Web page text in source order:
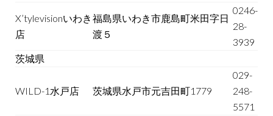
X’tylevisionいわき
店
福島県いわき市鹿島町米田字日
渡５
0246-
28-
3939
茨城県
WILD-1水戸店 茨城県水戸市元吉田町1779
029-
248-
5571